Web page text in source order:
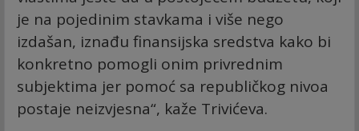
je na pojedinim stavkama i više nego
izdašan, iznađu finansijska sredstva kako bi
konkretno pomogli onim privrednim
subjektima jer pomoć sa republičkog nivoa
postaje neizvjesna“, kaže Trivićeva.